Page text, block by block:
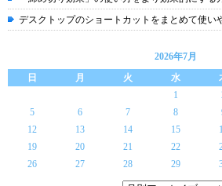
デスクトップのショートカットをまとめて使い
2026年7月
日
月 火 水
1
5
6 7 8
12
13 14 15
19
20 21 22
26
27 28 29